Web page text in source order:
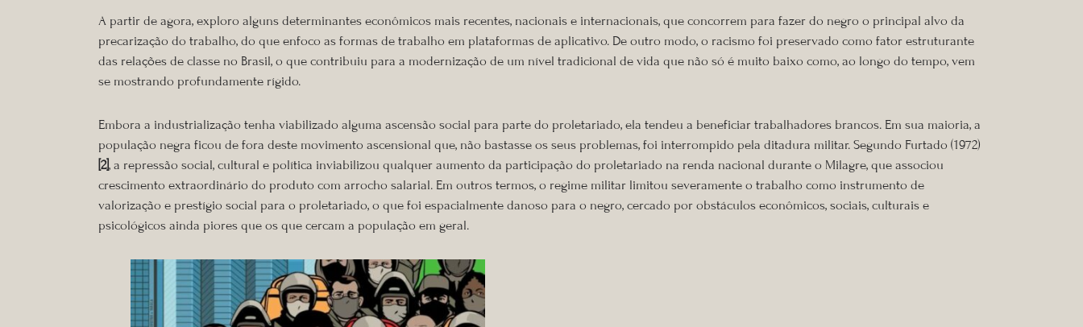
A partir de agora, exploro alguns determinantes econômicos mais recentes, nacionais e internacionais, que concorrem para fazer do negro o principal alvo da
precarização do trabalho, do que enfoco as formas de trabalho em plataformas de aplicativo. De outro modo, o racismo foi preservado como fator estruturante
das relações de classe no Brasil, o que contribuiu para a modernização de um nível tradicional de vida que não só é muito baixo como, ao longo do tempo, vem
se mostrando profundamente rígido.
Embora a industrialização tenha viabilizado alguma ascensão social para parte do proletariado, ela tendeu a beneficiar trabalhadores brancos. Em sua maioria, a
população negra ficou de fora deste movimento ascensional que, não bastasse os seus problemas, foi interrompido pela ditadura militar. Segundo Furtado (1972)
[2], a repressão social, cultural e política inviabilizou qualquer aumento da participação do proletariado na renda nacional durante o Milagre, que associou
crescimento extraordinário do produto com arrocho salarial. Em outros termos, o regime militar limitou severamente o trabalho como instrumento de
valorização e prestígio social para o proletariado, o que foi espacialmente danoso para o negro, cercado por obstáculos econômicos, sociais, culturais e
psicológicos ainda piores que os que cercam a população em geral.